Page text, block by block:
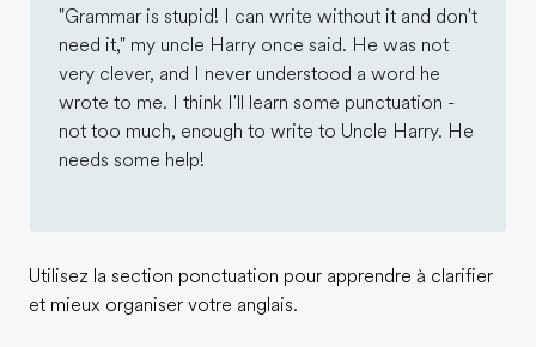
"Grammar is stupid! I can write without it and don't
need it," my uncle Harry once said. He was not
very clever, and I never understood a word he
wrote to me. I think I'll learn some punctuation -
not too much, enough to write to Uncle Harry. He
needs some help!
Utilisez la section ponctuation pour apprendre à clarifier
et mieux organiser votre anglais.